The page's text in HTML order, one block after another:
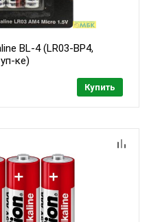
BL-4 (LR03-BP4,
ке)
Купить